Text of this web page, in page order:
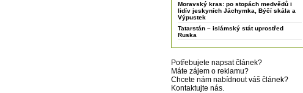
Moravský kras: po stopách medvědů i
lidív jeskyních Jáchymka, Býčí skála a
Výpustek
Tatarstán – islámský stát uprostřed
Ruska
Potřebujete napsat článek?
Máte zájem o reklamu?
Chcete nám nabídnout váš článek?
Kontaktujte nás.